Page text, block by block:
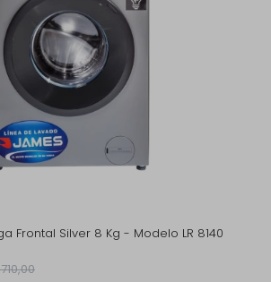
Frontal Silver 8 Kg - Modelo LR 8140
710,00